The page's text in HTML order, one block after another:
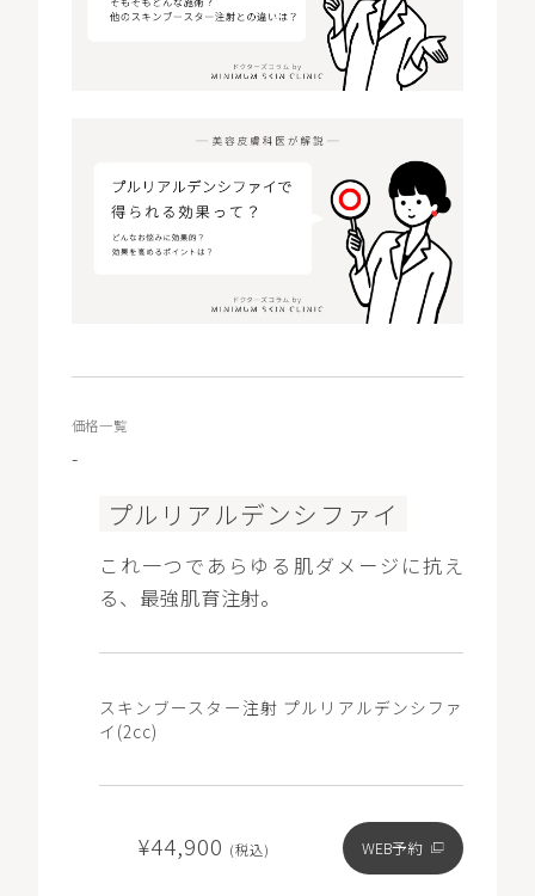
価格一覧
-
プルリアルデンシファイ
これ一つであらゆる肌ダメージに抗え
る、最強肌育注射。
スキンブースター注射 プルリアルデンシファ
イ(2cc)
¥44,900 (税込) WEB予約